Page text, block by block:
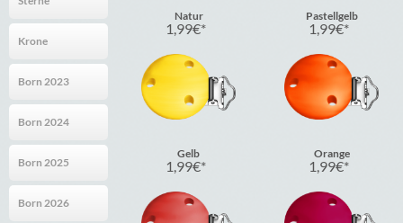
Krone
Born 2023
Born 2024
Born 2025
Born 2026
Natur
1,99€
Pastellgelb
1,99€
Gelb
1,99€
Orange
1,99€